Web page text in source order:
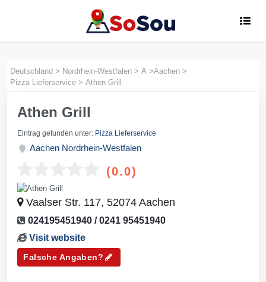
Deutschland > Nordrhein-Westfalen > A >Aachen >
Pizza Lieferservice > Athen Grill
Athen Grill
Eintrag gefunden unter: Pizza Lieferservice
Aachen Nordrhein-Westfalen
(0.0)
Vaalser Str. 117, 52074 Aachen
024195451940 / 0241 95451940
Visit website
Falsche Angaben?